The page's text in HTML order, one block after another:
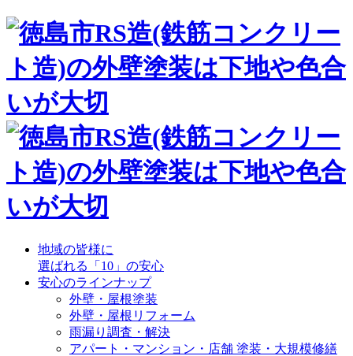
地域の皆様に
選ばれる「10」の安心
安心のラインナップ
外壁・屋根塗装
外壁・屋根リフォーム
雨漏り調査・解決
アパート・マンション・店舗 塗装・大規模修繕